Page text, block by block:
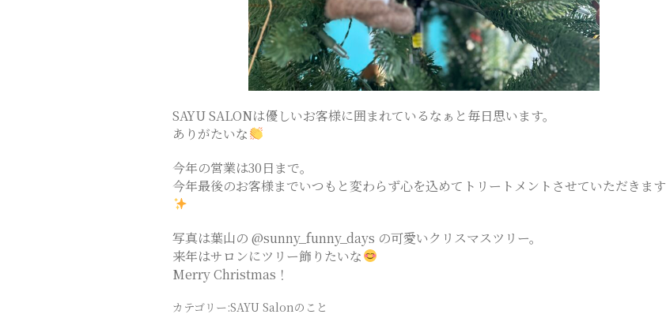
CHIGASAKISAYU SALONは優しいお客様に囲まれているなぁと毎日思います。
ありがたいな
今年の営業は30日まで。
今年最後のお客様までいつもと変わらず心を込めてトリートメントさせていただきます
写真は葉山の @sunny_funny_days の可愛いクリスマスツリー。
来年はサロンにツリー飾りたいな
Merry Christmas！
カテゴリー:SAYU Salonのこと